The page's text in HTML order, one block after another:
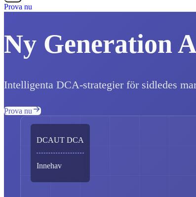
Prova nu
Ny Generation
Intelligenta DCA-strategier för sidledes
Prova nu
DCAUT DCA
Innehav